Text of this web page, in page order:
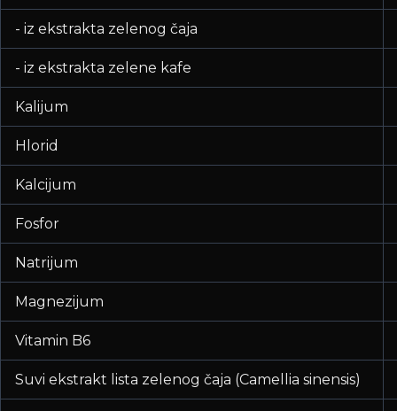
- iz ekstrakta zelenog čaja
- iz ekstrakta zelene kafe
Kalijum
Hlorid
Kalcijum
Fosfor
Natrijum
Magnezijum
Vitamin B6
Suvi ekstrakt lista zelenog čaja (Camellia sinensis)